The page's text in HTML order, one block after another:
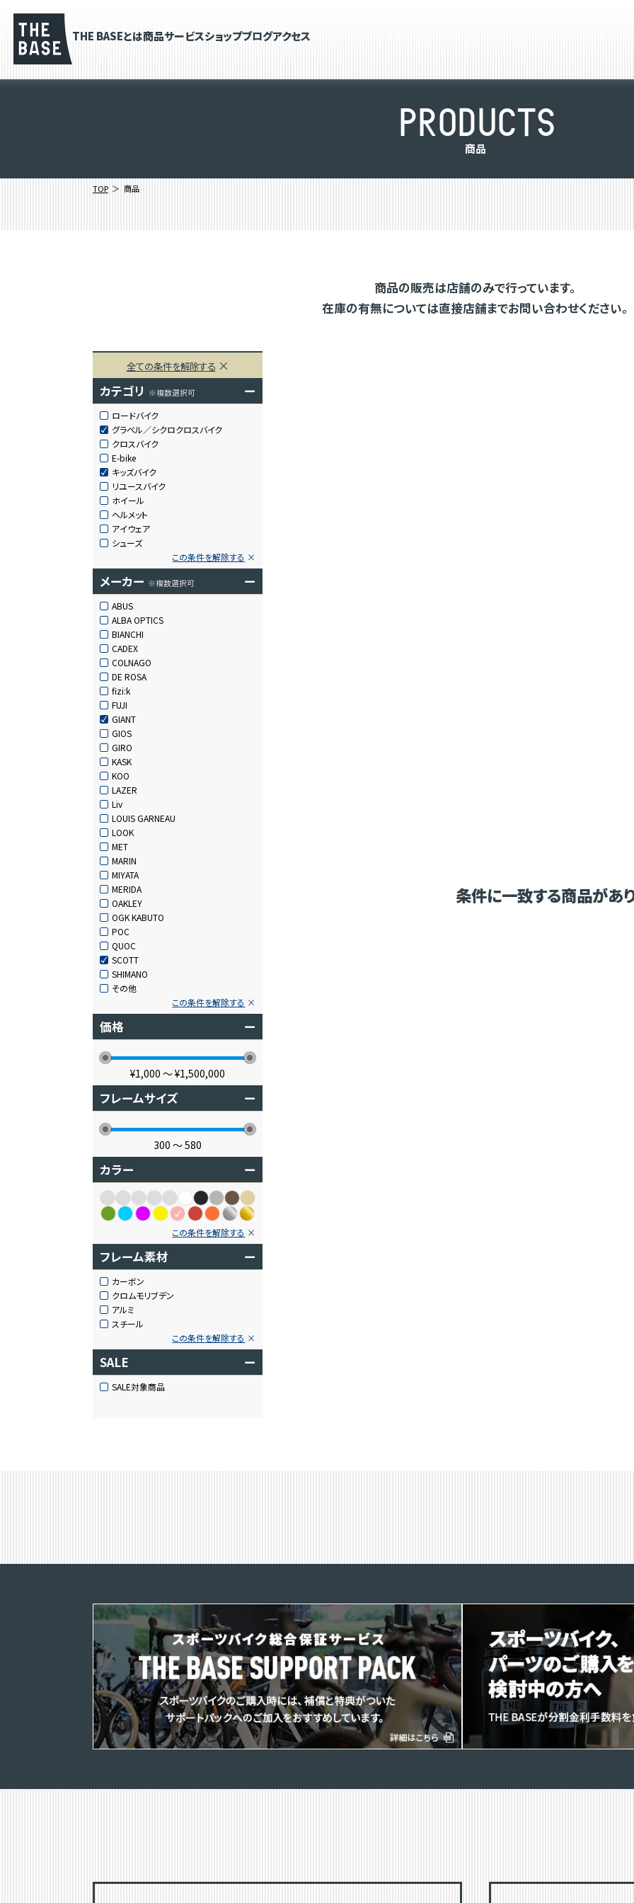
THE BASEとは商品サービスショップブログアクセス
PRODUCTS
商品
TOP 商品
商品の販売は店舗のみで行っています。
在庫の有無については直接店舗までお問い合わせください。
全ての条件を解除する
カテゴリ ※複数選択可 ー
ロードバイク
グラベル／シクロクロスバイク
クロスバイク
E-bike
キッズバイク
リユースバイク
ホイール
ヘルメット
アイウェア
シューズ
この条件を解除する
メーカー ※複数選択可 ー
ABUS
ALBA OPTICS
BIANCHI
CADEX
COLNAGO
DE ROSA
fizi:k
FUJI
GIANT
GIOS
GIRO
KASK
KOO
LAZER
Liv
LOUIS GARNEAU
LOOK
MET
MARIN
MIYATA
MERIDA
OAKLEY
OGK KABUTO
POC
QUOC
SCOTT
SHIMANO
その他
この条件を解除する
価格 ー
¥1,000 〜¥1,500,000
フレームサイズ ー
300 〜580
カラー ー
この条件を解除する
フレーム素材 ー
カーボン
クロムモリブデン
アルミ
スチール
この条件を解除する
SALE ー
SALE対象商品
条件に一致する商品があ